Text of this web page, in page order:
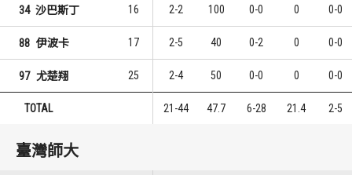
34 沙巴斯丁 16 2-2 100 0-0 0 0-0
88 伊波卡 17 2-5 40 0-2 0 0-0
97 尤楚翔 25 2-4 50 0-0 0 0-0
TOTAL 21-44 47.7 6-28 21.4 2-5
臺灣師大